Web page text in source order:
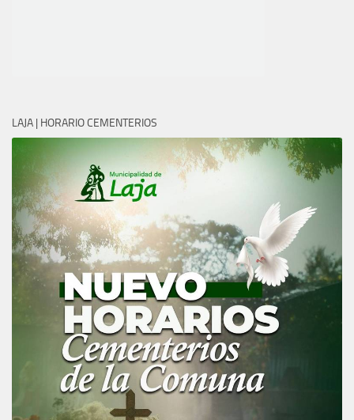
LAJA | HORARIO CEMENTERIOS